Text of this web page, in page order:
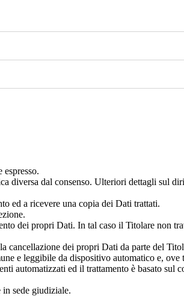
diversa dal consenso. Ulteriori dettagli sul
ed a ricevere una copia dei Dati trattati.
dei propri Dati. In tal caso il Titolare non
cancellazione dei propri Dati da parte del
e leggibile da dispositivo automatico e, ove
automatizzati ed il trattamento è basato sul
sede giudiziale.